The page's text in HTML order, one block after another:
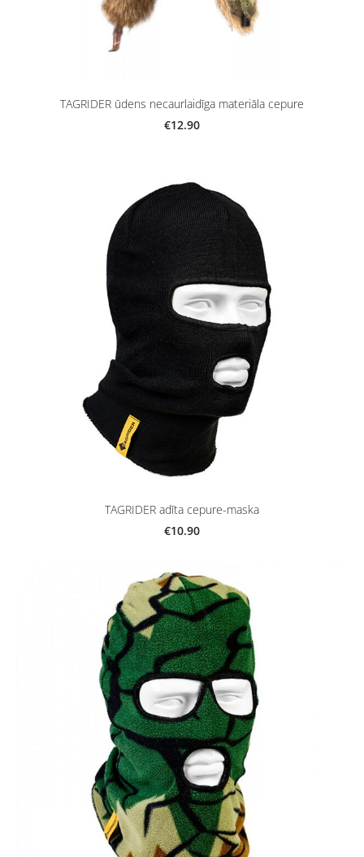
TAGRIDER ūdens necaurlaidīga materiāla cepure
€12.90
TAGRIDER adīta cepure-maska
€10.90